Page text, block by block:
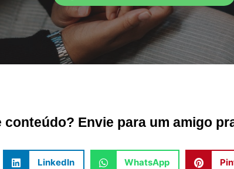
conteúdo? Envie para um amigo
LinkedIn WhatsApp